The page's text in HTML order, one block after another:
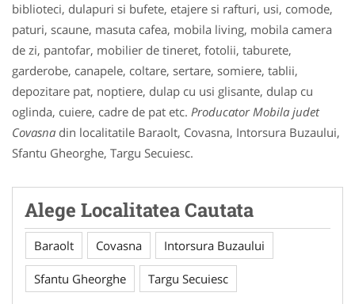
biblioteci, dulapuri si bufete, etajere si rafturi, usi, comode,
paturi, scaune, masuta cafea, mobila living, mobila camera
de zi, pantofar, mobilier de tineret, fotolii, taburete,
garderobe, canapele, coltare, sertare, somiere, tablii,
depozitare pat, noptiere, dulap cu usi glisante, dulap cu
oglinda, cuiere, cadre de pat etc. Producator Mobila judet
Covasna din localitatile Baraolt, Covasna, Intorsura Buzaului,
Sfantu Gheorghe, Targu Secuiesc.
Alege Localitatea Cautata
Baraolt Covasna Intorsura Buzaului
Sfantu Gheorghe Targu Secuiesc